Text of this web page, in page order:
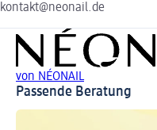
kontakt@neonail.de
von NÉONAIL
Passende Beratung